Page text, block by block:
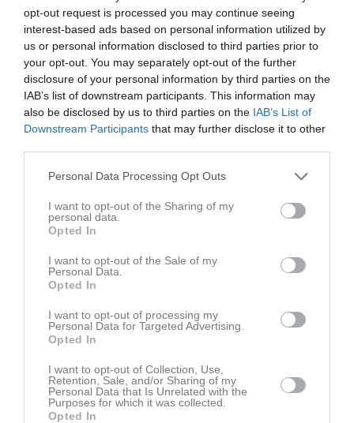
opt-out request is processed you may continue seeing
interest-based ads based on personal information utilized by
us or personal information disclosed to third parties prior to
your opt-out. You may separately opt-out of the further
disclosure of your personal information by third parties on the
IAB’s list of downstream participants. This information may
also be disclosed by us to third parties on the IAB’s List of
Downstream Participants that may further disclose it to other
Personal Data Processing Opt Outs
I want to opt-out of the Sharing of my
personal data.
Opted In
I want to opt-out of the Sale of my
Personal Data.
Opted In
I want to opt-out of processing my
Personal Data for Targeted Advertising.
Opted In
I want to opt-out of Collection, Use,
Retention, Sale, and/or Sharing of my
Personal Data that Is Unrelated with the
Purposes for which it was collected.
Opted In
5-0 hemma mot Sövestads IF
2 jun
Då var det tid för ny hemmamatch på vallen. Det är Sövestads IF som kommer på besök. Ett Sövestad som kommer med 7 poäng de senaste 3 omgångarna och i förra omgången besegrade de Rydsgårds AIF med 2-1. Vi hoppas på ditt stöd ikväll på vallen.
Janstorps AIF 1 jun 0